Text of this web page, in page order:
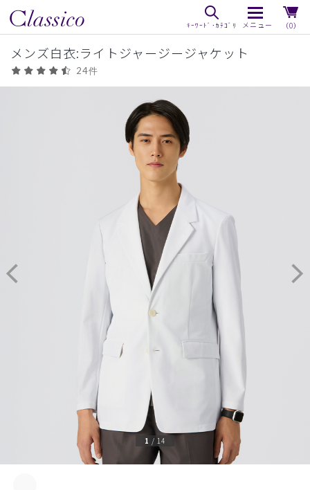
（0）
メンズ白衣:ライトジャージージャケット
24件
1 / 14